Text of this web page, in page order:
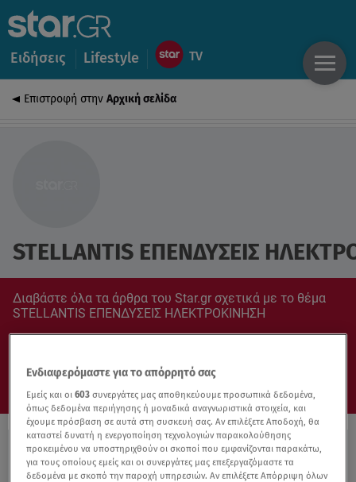
Ειδήσεις Lifestyle
Επιστροφή στην Αρχική σελίδα
STELLANTIS ΕΠΕΝΔΥΣΕΙΣ
Διαβάστε όλα τα άρθρα του Star.gr σχετικά με το θέμα
STELLANTIS ΕΠΕΝΔΥΣΕΙΣ ΗΛΕΚΤΡΟΚΙΝΗΣΗ
Ενδιαφερόμαστε για το απόρρητό σας
Εμείς και οι603 συνεργάτες μας αποθηκεύουμε προσωπικά δεδομένα,
όπως δεδομένα περιήγησης ή μοναδικά αναγνωριστικά στοιχεία, και
έχουμε πρόσβαση σε αυτά στη συσκευή σας. Αν επιλέξετε Αποδοχή, θα
καταστεί δυνατή η ενεργοποίηση τεχνολογιών παρακολούθησης
προκειμένου να υποστηριχθούν οι σκοποί που εμφανίζονται παρακάτω,
για τους οποίους εμείς και οι συνεργάτες μας επεξεργαζόμαστε τα
δεδομένα με σκοπό την παροχή υπηρεσιών. Αν επιλέξετε Απόρριψη όλων